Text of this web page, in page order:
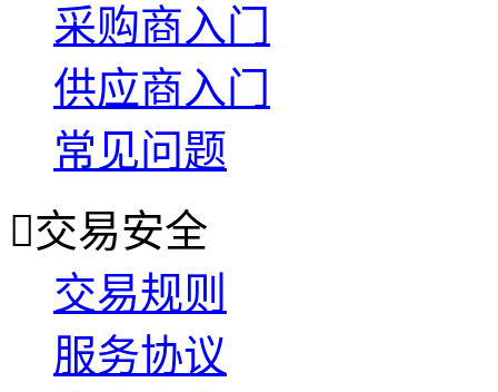
采购商入门
供应商入门
常见问题
交易安全
交易规则
服务协议